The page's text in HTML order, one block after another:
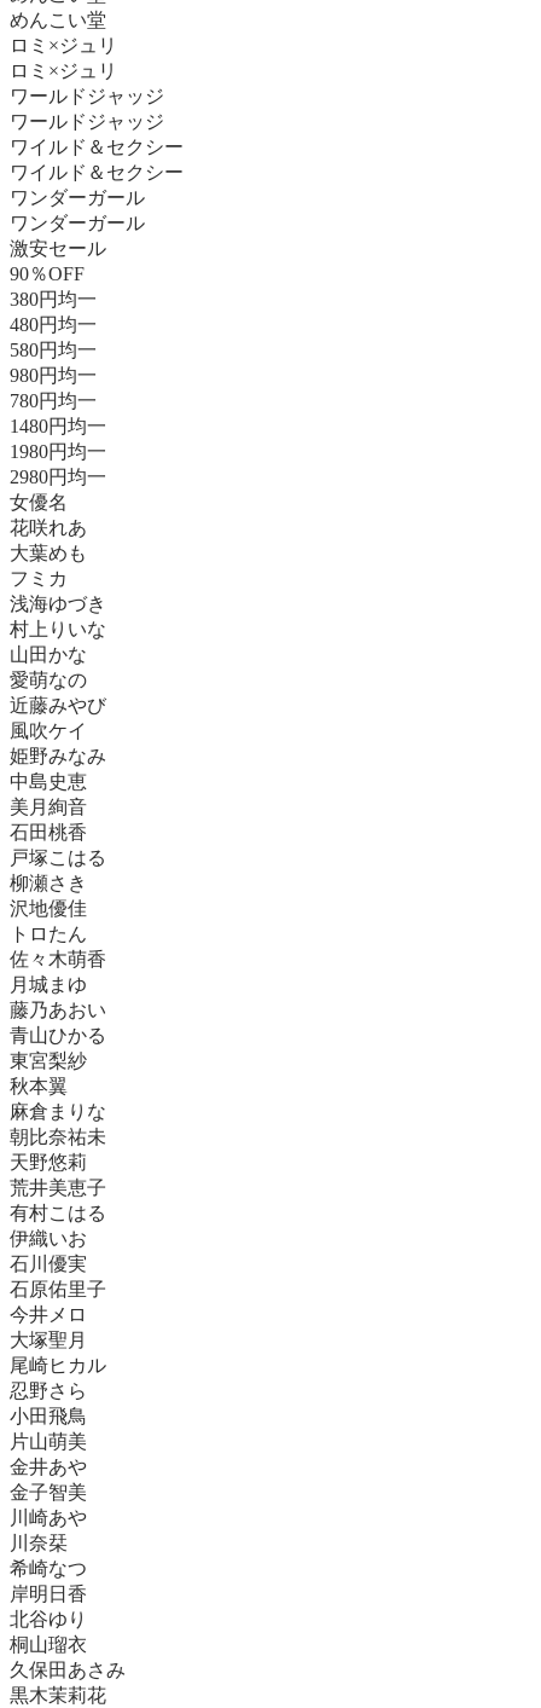
めんこい堂
ロミ×ジュリ
ロミ×ジュリ
ワールドジャッジ
ワールドジャッジ
ワイルド＆セクシー
ワイルド＆セクシー
ワンダーガール
ワンダーガール
激安セール
90％OFF
380円均一
480円均一
580円均一
980円均一
780円均一
1480円均一
1980円均一
2980円均一
女優名
花咲れあ
大葉めも
フミカ
浅海ゆづき
村上りいな
山田かな
愛萌なの
近藤みやび
風吹ケイ
姫野みなみ
中島史恵
美月絢音
石田桃香
戸塚こはる
柳瀬さき
沢地優佳
トロたん
佐々木萌香
月城まゆ
藤乃あおい
青山ひかる
東宮梨紗
秋本翼
麻倉まりな
朝比奈祐未
天野悠莉
荒井美恵子
有村こはる
伊織いお
石川優実
石原佑里子
今井メロ
大塚聖月
尾崎ヒカル
忍野さら
小田飛鳥
片山萌美
金井あや
金子智美
川崎あや
川奈栞
希崎なつ
岸明日香
北谷ゆり
桐山瑠衣
久保田あさみ
黒木茉莉花